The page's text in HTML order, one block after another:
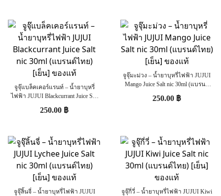
จูจุ๊แบล็คเคอร์แรนท์ – น้ำยาบุหรี่
ไฟฟ้า JUJUI Blackcurrant Juice Salt
nic 30ml (แบรนด์ไทย) [เย็น] ของแท้
250.00 ฿
จูจุ๊มะม่วง – น้ำยาบุหรี่ไฟฟ้า JUJUI
Mango Juice Salt nic 30ml (แบรนด์
ไทย) [เย็น] ของแท้
250.00 ฿
จูจุ๊ลิ้นจี่ – น้ำยาบุหรี่ไฟฟ้า JUJUI
จูจุ๊กี่วี่ – น้ำยาบุหรี่ไฟฟ้า JUJUI Kiwi